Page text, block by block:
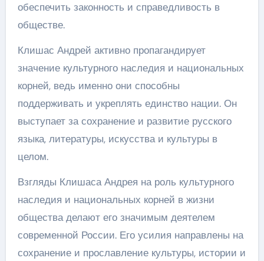
обеспечить законность и справедливость в
обществе.
Клишас Андрей активно пропагандирует
значение культурного наследия и национальных
корней, ведь именно они способны
поддерживать и укреплять единство нации. Он
выступает за сохранение и развитие русского
языка, литературы, искусства и культуры в
целом.
Взгляды Клишаса Андрея на роль культурного
наследия и национальных корней в жизни
общества делают его значимым деятелем
современной России. Его усилия направлены на
сохранение и прославление культуры, истории и